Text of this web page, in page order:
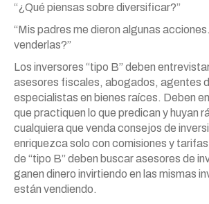
“¿Qué piensas sobre diversificar?”
“Mis padres me dieron algunas
venderlas?”
Los inversores “tipo B” deben
asesores fiscales, abogados, agentes
especialistas en bienes raíces. Deben
que practiquen lo que predican y huyan
cualquiera que venda consejos de
enriquezca solo con comisiones y
de “tipo B” deben buscar asesores de
ganen dinero invirtiendo en las mismas
están vendiendo.